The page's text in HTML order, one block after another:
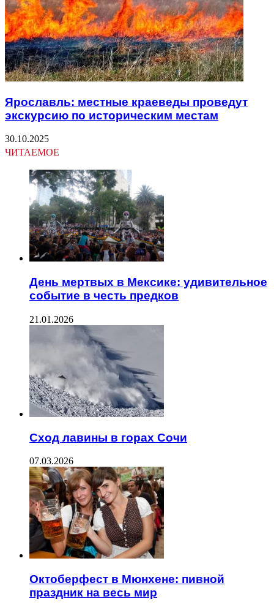
Ярославль: местные краеведы проведут
экскурсию по историческим местам
30.10.2025
ЧИТАЕМОЕ
День мертвых в Мексике: удивительное
событие в честь предков
21.01.2026
Сход лавины в горах Сочи
07.03.2026
Октоберфест в Мюнхене: пивной
праздник на весь мир